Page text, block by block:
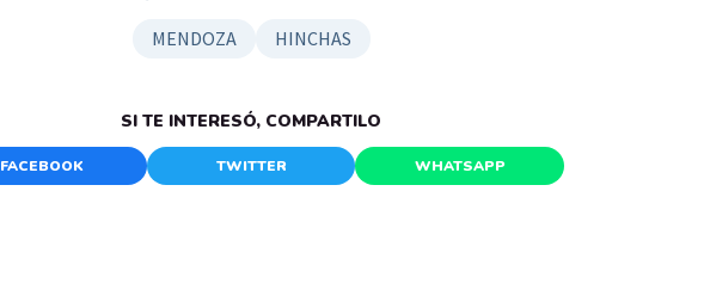
MENDOZA HINCHAS
SI TE INTERESÓ, COMPARTILO
FACEBOOK TWITTER WHATSAPP